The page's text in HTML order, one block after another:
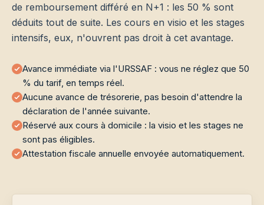
de remboursement différé en N+1 : les 50 % sont
déduits tout de suite. Les cours en visio et les stages
intensifs, eux, n'ouvrent pas droit à cet avantage.
Avance immédiate via l'URSSAF : vous ne réglez que 50
% du tarif, en temps réel.
Aucune avance de trésorerie, pas besoin d'attendre la
déclaration de l'année suivante.
Réservé aux cours à domicile : la visio et les stages ne
sont pas éligibles.
Attestation fiscale annuelle envoyée automatiquement.